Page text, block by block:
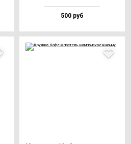
500 руб